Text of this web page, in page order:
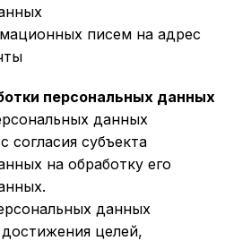
писем на адрес
персональных данных
данных
согласия субъекта
на обработку его
данных
целей,